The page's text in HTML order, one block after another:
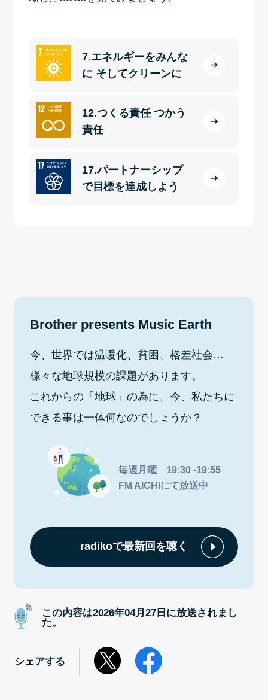
7.エネルギーをみんな
に そしてクリーンに
12.つくる責任 つかう
責任
17.パートナーシップ
で目標を達成しよう
Brother presents Music Earth
今、世界では温暖化、貧困、格差社会…
様々な地球規模の課題があります。
これからの「地球」の為に、今、私たちに
できる事は一体何なのでしょうか？
毎週月曜 19:30 -19:55
FM AICHIにて放送中
radikoで最新回を聴く
この内容は2026年04月27日に放送されまし
た。
シェアする